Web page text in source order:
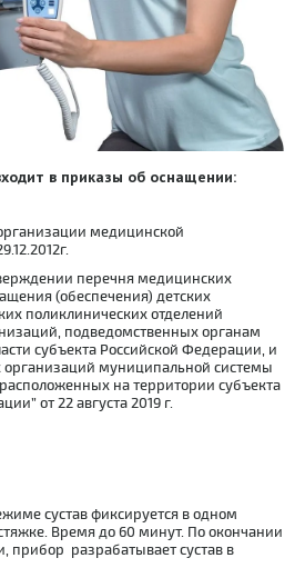
в приказы об оснащении:
медицинской
перечня медицинских
(обеспечения) детских
поликлинических отделений
подведомственных органам
субъекта Российской Федерации, и
муниципальной системы
на территории субъекта
от 22 августа 2019 г.
сустав фиксируется в одном
Время до 60 минут. По окончании
прибор разрабатывает сустав в